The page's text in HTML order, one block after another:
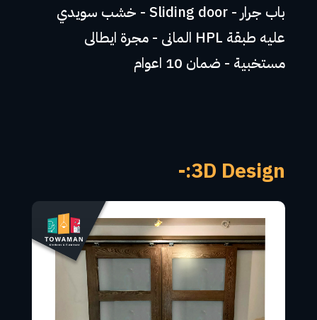
باب جرار - Sliding door - خشب سويدي
عليه طبقة HPL المانى - مجرة ايطالى
مستخبية - ضمان 10 اعوام
3D Design:-